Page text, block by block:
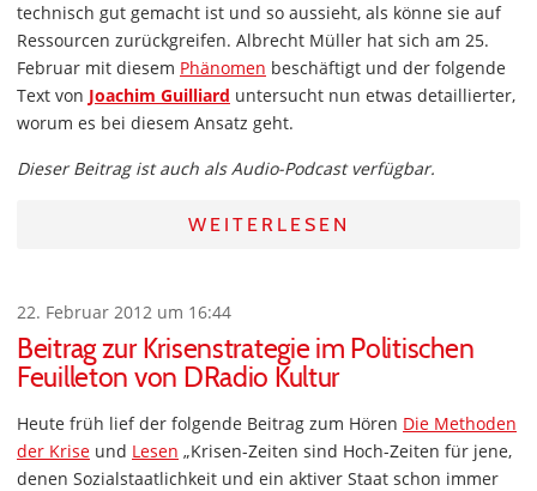
technisch gut gemacht ist und so aussieht, als könne sie auf
Ressourcen zurückgreifen. Albrecht Müller hat sich am 25.
Februar mit diesem Phänomen beschäftigt und der folgende
Text von Joachim Guilliard untersucht nun etwas detaillierter,
worum es bei diesem Ansatz geht.
Dieser Beitrag ist auch als Audio-Podcast verfügbar.
WEITERLESEN
22. Februar 2012 um 16:44
Beitrag zur Krisenstrategie im Politischen
Feuilleton von DRadio Kultur
Heute früh lief der folgende Beitrag zum Hören Die Methoden
der Krise und Lesen „Krisen-Zeiten sind Hoch-Zeiten für jene,
denen Sozialstaatlichkeit und ein aktiver Staat schon immer